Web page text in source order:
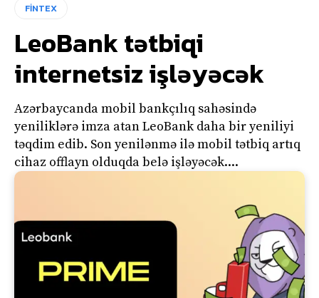
FİNTEX
LeoBank tətbiqi
internetsiz işləyəcək
Azərbaycanda mobil bankçılıq sahəsində
yeniliklərə imza atan LeoBank daha bir yeniliyi
təqdim edib. Son yenilənmə ilə mobil tətbiq artıq
cihaz offlayn olduqda belə işləyəcək....